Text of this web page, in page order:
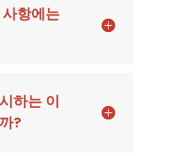
항에는
하는 이
?